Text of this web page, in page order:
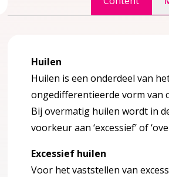
over 1 Inleiding
Huilen
Huilen is een onderdeel van
ongedifferentieerde vorm van
Bij overmatig huilen wordt in
voorkeur aan ‘excessief’ of
Excessief huilen
Voor het vaststellen van